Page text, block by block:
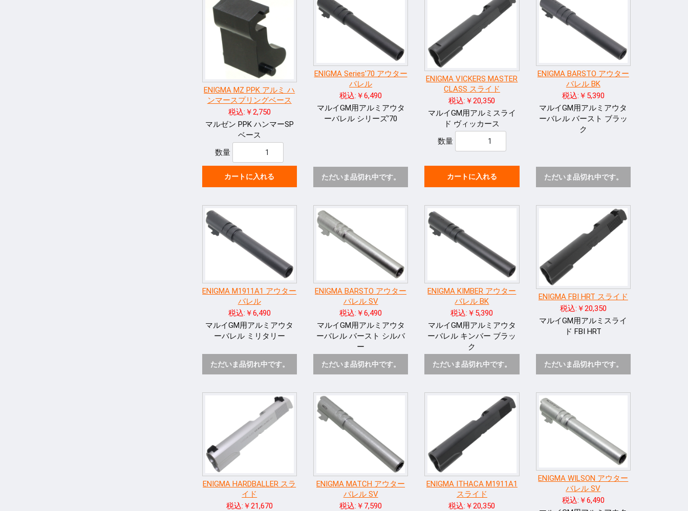
ENIGMA MZ PPK アルミ ハ
ンマースプリングベース
税込:￥2,750
マルゼン PPK ハンマーSP
ベース
数量
カートに入れる
ENIGMA Series'70 アウター
バレル
税込:￥6,490
マルイGM用アルミアウタ
ーバレル シリーズ’70
ただいま品切れ中です。
ENIGMA VICKERS MASTER
CLASS スライド
税込:￥20,350
マルイGM用アルミスライ
ド ヴィッカース
数量
カートに入れる
ENIGMA BARSTO アウター
バレル BK
税込:￥5,390
マルイGM用アルミアウタ
ーバレル バースト ブラッ
ク
ただいま品切れ中です。
ENIGMA M1911A1 アウター
バレル
税込:￥6,490
マルイGM用アルミアウタ
ーバレル ミリタリー
ただいま品切れ中です。
ENIGMA BARSTO アウター
バレル SV
税込:￥6,490
マルイGM用アルミアウタ
ーバレル バースト シルバ
ー
ただいま品切れ中です。
ENIGMA KIMBER アウター
バレル BK
税込:￥5,390
マルイGM用アルミアウタ
ーバレル キンバー ブラッ
ク
ただいま品切れ中です。
ENIGMA FBI HRT スライド
税込:￥20,350
マルイGM用アルミスライ
ド FBI HRT
ただいま品切れ中です。
ENIGMA HARDBALLER スラ
イド
税込:￥21,670
ENIGMA MATCH アウター
バレル SV
税込:￥7,590
ENIGMA ITHACA M1911A1
スライド
税込:￥20,350
ENIGMA WILSON アウター
バレル SV
税込:￥6,490